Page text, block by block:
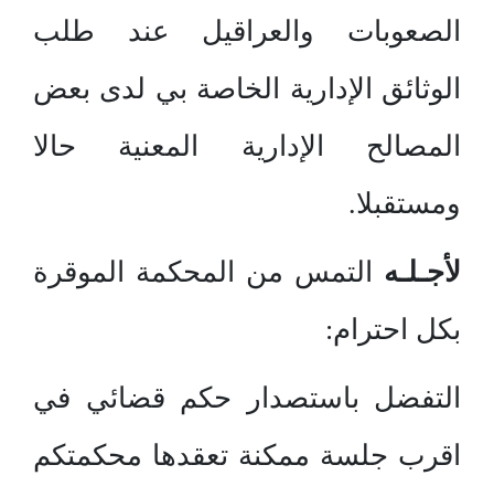
الصعوبات والعراقيل عند طلب
الوثائق الإدارية الخاصة بي لدى بعض
المصالح الإدارية المعنية حالا
ومستقبلا.
لأجـلـه
التمس من المحكمة الموقرة
بكل احترام:
التفضل باستصدار حكم قضائي في
اقرب جلسة ممكنة تعقدها محكمتكم